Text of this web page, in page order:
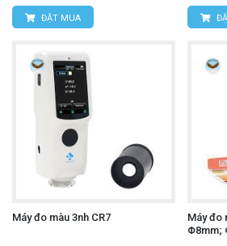
ĐẶT MUA
Máy đo màu 3nh CR7
Máy đo
Φ8mm;